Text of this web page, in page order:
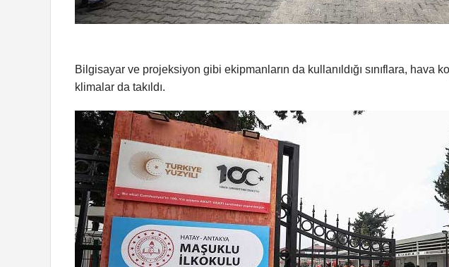
Bilgisayar ve projeksiyon gibi ekipmanların da kullanıldığı sınıflara, hava
klimalar da takıldı.